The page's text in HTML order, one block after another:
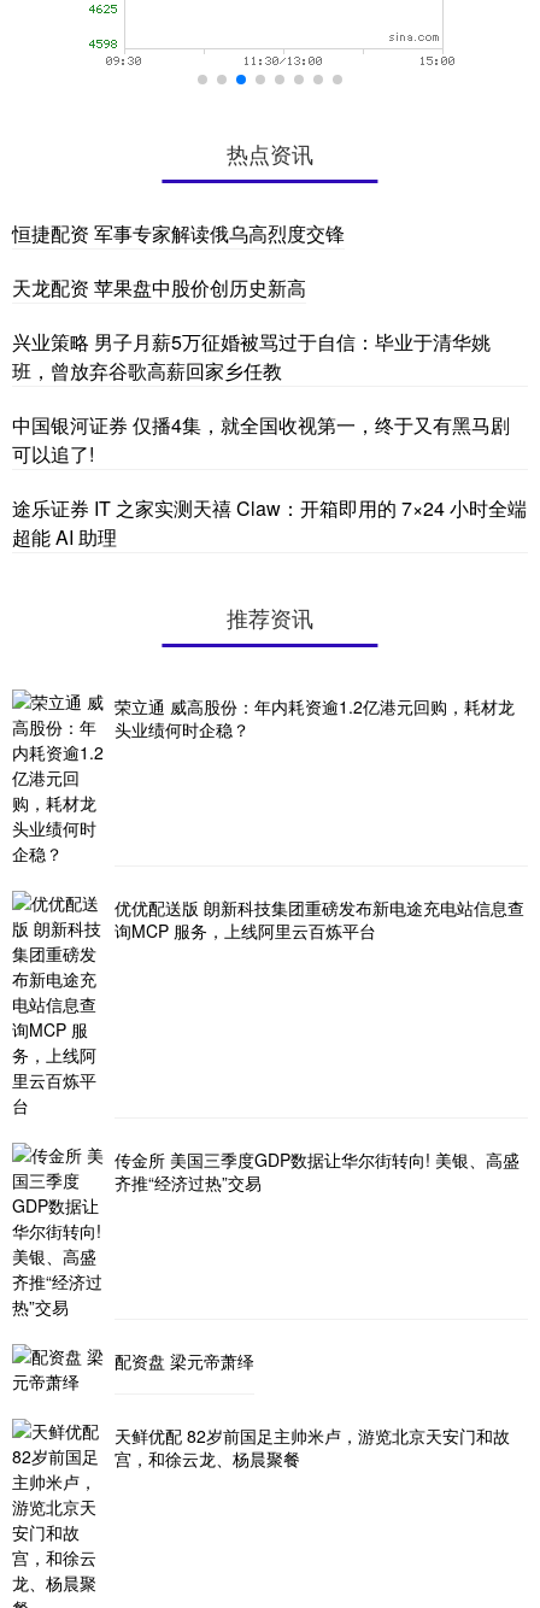
热点资讯
恒捷配资 军事专家解读俄乌高烈度交锋
天龙配资 苹果盘中股价创历史新高
兴业策略 男子月薪5万征婚被骂过于自信：毕业于清华姚
班，曾放弃谷歌高薪回家乡任教
中国银河证券 仅播4集，就全国收视第一，终于又有黑马剧
可以追了!
途乐证券 IT 之家实测天禧 Claw：开箱即用的 7×24 小时全端
超能 AI 助理
推荐资讯
荣立通 威高股份：年内耗资逾1.2亿港元回购，耗材龙
头业绩何时企稳？
优优配送版 朗新科技集团重磅发布新电途充电站信息查
询MCP 服务，上线阿里云百炼平台
传金所 美国三季度GDP数据让华尔街转向! 美银、高盛
齐推“经济过热”交易
配资盘 梁元帝萧绎
天鲜优配 82岁前国足主帅米卢，游览北京天安门和故
宫，和徐云龙、杨晨聚餐